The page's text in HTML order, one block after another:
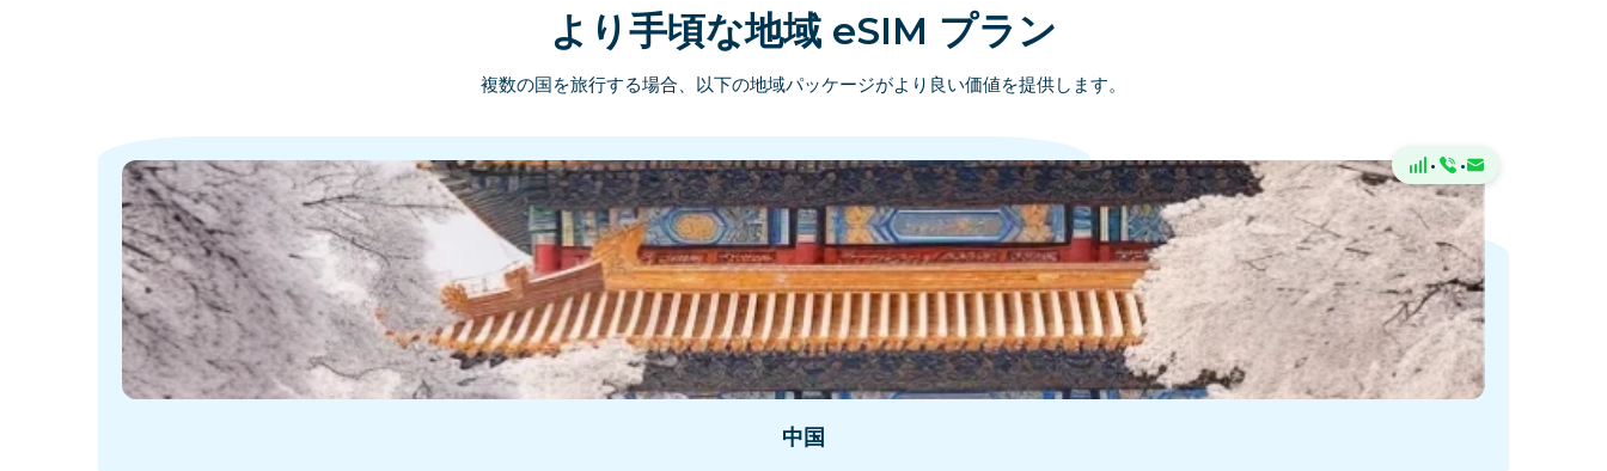
より手頃な地域 eSIM プラン
複数の国を旅行する場合、以下の地域パッケージがより良い価値を提供します。
· ·
中国